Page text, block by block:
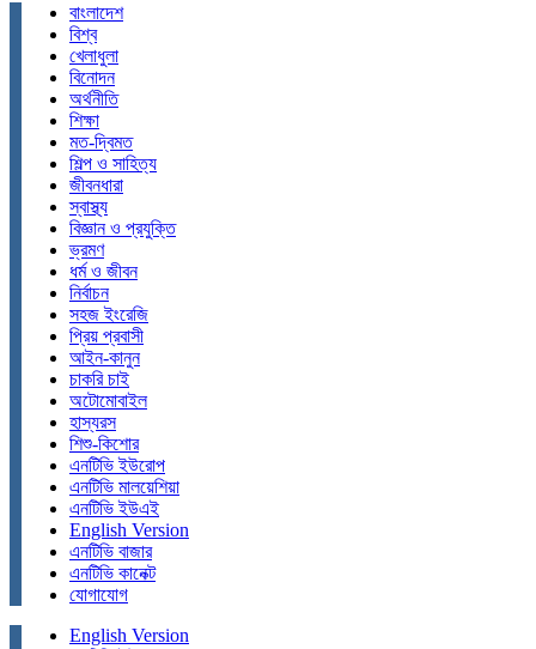
বাংলাদেশ
বিশ্ব
খেলাধুলা
বিনোদন
অর্থনীতি
শিক্ষা
মত-দ্বিমত
শিল্প ও সাহিত্য
জীবনধারা
স্বাস্থ্য
বিজ্ঞান ও প্রযুক্তি
ভ্রমণ
ধর্ম ও জীবন
নির্বাচন
সহজ ইংরেজি
প্রিয় প্রবাসী
আইন-কানুন
চাকরি চাই
অটোমোবাইল
হাস্যরস
শিশু-কিশোর
এনটিভি ইউরোপ
এনটিভি মালয়েশিয়া
এনটিভি ইউএই
English Version
এনটিভি বাজার
এনটিভি কানেক্ট
যোগাযোগ
English Version